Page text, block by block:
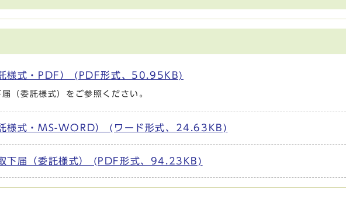
様式・PDF） (PDF形式、50.95KB)
（委託様式）をご参照ください。
様式・MS-WORD） (ワード形式、24.63KB)
下届（委託様式） (PDF形式、94.23KB)